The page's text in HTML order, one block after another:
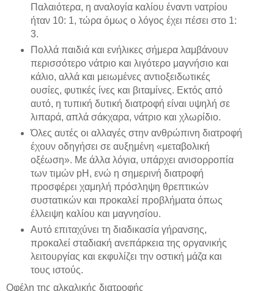
Παλαιότερα, η αναλογία καλίου έναντι νατρίου
ήταν 10: 1, τώρα όμως ο λόγος έχει πέσει στο 1:
3.
Πολλά παιδιά και ενήλικες σήμερα λαμβάνουν
περισσότερο νάτριο και λιγότερο μαγνήσιο και
κάλιο, αλλά και μειωμένες αντιοξειδωτικές
ουσίες, φυτικές ίνες και βιταμίνες. Εκτός από
αυτό, η τυπική δυτική διατροφή είναι υψηλή σε
λιπαρά, απλά σάκχαρα, νάτριο και χλωρίδιο.
Όλες αυτές οι αλλαγές στην ανθρώπινη διατροφή
έχουν οδηγήσει σε αυξημένη «μεταβολική
οξέωση». Με άλλα λόγια, υπάρχει ανισορροπία
των τιμών pH, ενώ η σημερινή διατροφή
προσφέρει χαμηλή πρόσληψη θρεπτικών
συστατικών και προκαλεί προβλήματα όπως
έλλειψη καλίου και μαγνησίου.
Αυτό επιταχύνει τη διαδικασία γήρανσης,
προκαλεί σταδιακή ανεπάρκεια της οργανικής
λειτουργίας και εκφυλίζει την οστική μάζα και
τους ιστούς.
Οφέλη της αλκαλικής διατροφής